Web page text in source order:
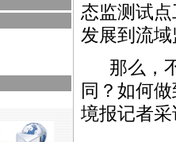
态监测试
发展到流
那么，不
同？如何
境报记者